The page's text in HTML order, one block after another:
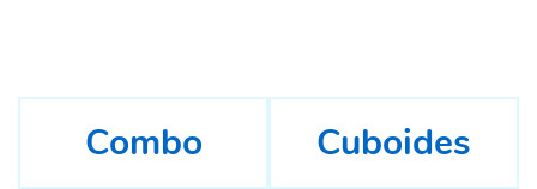
Combo Cuboides